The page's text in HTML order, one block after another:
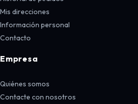
Mis direcciones
Información personal
Contacto
Empresa
Quiénes somos
Contacte con nosotros